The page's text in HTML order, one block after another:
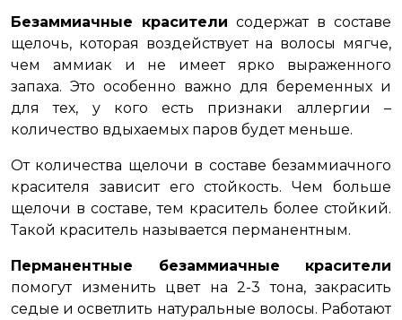
Безаммиачные красители содержат в составе
щелочь, которая воздействует на волосы мягче,
чем аммиак и не имеет ярко выраженного
запаха. Это особенно важно для беременных и
для тех, у кого есть признаки аллергии –
количество вдыхаемых паров будет меньше.
От количества щелочи в составе безаммиачного
красителя зависит его стойкость. Чем больше
щелочи в составе, тем краситель более стойкий.
Такой краситель называется перманентным.
Перманентные безаммиачные красители
помогут изменить цвет на 2-3 тона, закрасить
седые и осветлить натуральные волосы. Работают